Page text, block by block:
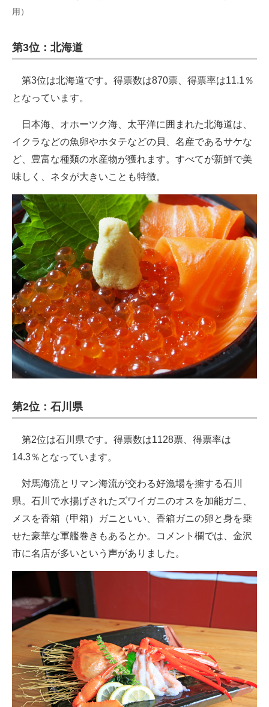
用）
第3位：北海道
第3位は北海道です。得票数は870票、得票率は11.1％
となっています。
日本海、オホーツク海、太平洋に囲まれた北海道は、
イクラなどの魚卵やホタテなどの貝、名産であるサケな
ど、豊富な種類の水産物が獲れます。すべてが新鮮で美
味しく、ネタが大きいことも特徴。
第2位：石川県
第2位は石川県です。得票数は1128票、得票率は
14.3％となっています。
対馬海流とリマン海流が交わる好漁場を擁する石川
県。石川で水揚げされたズワイガニのオスを加能ガニ、
メスを香箱（甲箱）ガニといい、香箱ガニの卵と身を乗
せた豪華な軍艦巻きもあるとか。コメント欄では、金沢
市に名店が多いという声がありました。